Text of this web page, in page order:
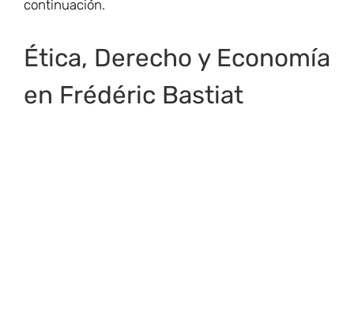
continuación.
Ética, Derecho y Economía
en Frédéric Bastiat